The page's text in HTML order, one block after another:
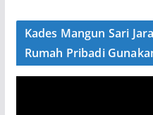
e
Kades Mangun Sari
Rumah Pribadi